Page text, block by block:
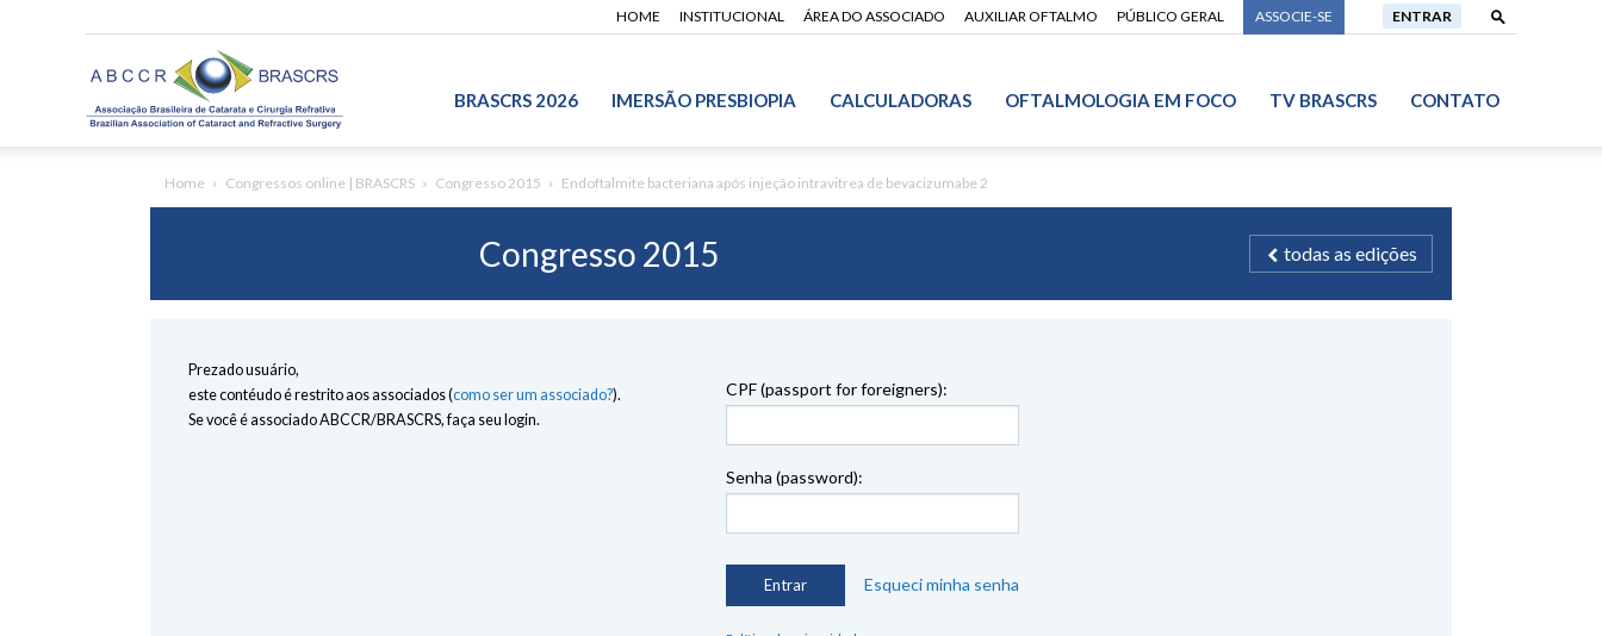
HOME INSTITUCIONAL ÁREA DO ASSOCIADO AUXILIAR OFTALMO PÚBLICO GERAL ASSOCIE-SE ENTRAR
BRASCRS 2026 IMERSÃO PRESBIOPIA CALCULADORAS OFTALMOLOGIA EM FOCO TV BRASCRS CONTATO
Home Congressos online | BRASCRS Congresso 2015 Endoftalmite bacteriana após injeção intravitrea de bevacizumabe 2
Congresso 2015 todas as edições
Prezado usuário,
este contéudo é restrito aos associados (como ser um associado?).
Se você é associado ABCCR/BRASCRS, faça seu login.
CPF (passport for foreigners):
Senha (password):
Esqueci minha senha